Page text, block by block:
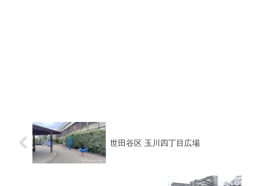
世田谷区 玉川四丁目広場